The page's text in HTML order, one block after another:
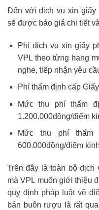
Đến với dịch vụ xin giấy
sẽ được báo giá chi tiết
Phí dịch vụ xin giấy
VPL theo từng hạng
nghe, tiếp nhận yêu
Phí thẩm định cấp
Mức thu phí thẩm
1.200.000đồng/điểm
Mức thu phí
600.000đồng/điểm
Trên đây là toàn bộ
mà VPL muốn giới thiệu
quy định pháp luật về
bán buôn rượu là rất